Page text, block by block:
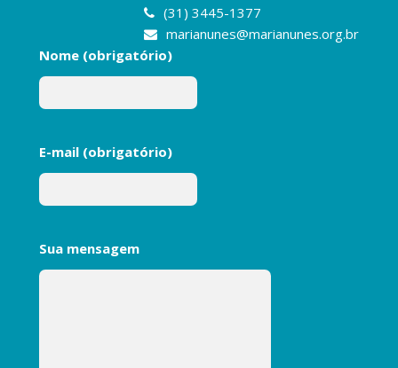
(31) 3445-1377
marianunes@marianunes.org.br
Nome (obrigatório)
E-mail (obrigatório)
Sua mensagem